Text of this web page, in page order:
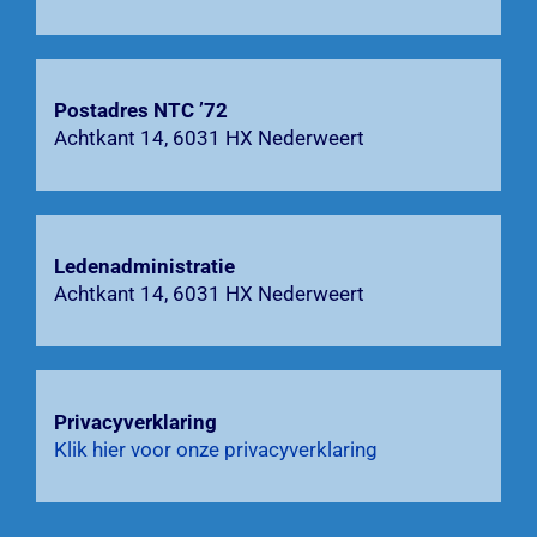
naar:
Postadres NTC ’72
Achtkant 14, 6031 HX Nederweert
Ledenadministratie
Achtkant 14, 6031 HX Nederweert
Privacyverklaring
Klik hier voor onze privacyverklaring